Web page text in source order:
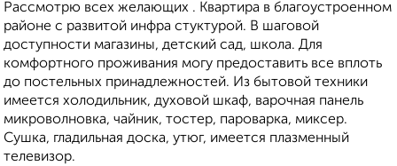
Рассмотрю всех желающих . Квартира в благоустроенном
районе с развитой инфра стуктурой. В шаговой
доступности магазины, детский сад, школа. Для
комфортного проживания могу предоставить все вплоть
до постельных принадлежностей. Из бытовой техники
имеется холодильник, духовой шкаф, варочная панель
микроволновка, чайник, тостер, пароварка, миксер.
Сушка, гладильная доска, утюг, имеется плазменный
телевизор.